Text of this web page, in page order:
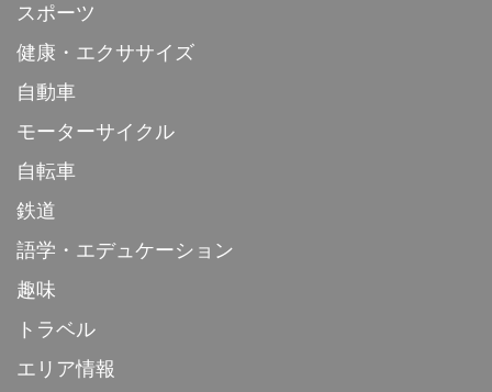
スポーツ
健康・エクササイズ
自動車
モーターサイクル
自転車
鉄道
語学・エデュケーション
趣味
トラベル
エリア情報